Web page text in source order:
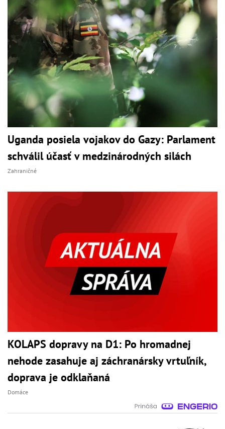
Uganda posiela vojakov do Gazy: Parlament
schválil účasť v medzinárodných silách
Zahraničné
KOLAPS dopravy na D1: Po hromadnej
nehode zasahuje aj záchranársky vrtuľník,
doprava je odklaňaná
Domáce